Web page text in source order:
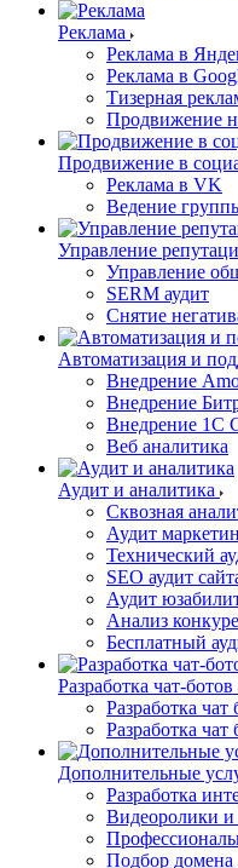
Реклама
Реклама в
Реклама в
Тизерная
Продвижение
Продвижение в
Реклама в VK
Ведение
Управление
Управление
SERM аудит
Снятие
Автоматизация и
Внедрение
Внедрение
Внедрение 1C
Веб аналитика
Аудит и аналитика
Сквозная
Аудит
Технический
SEO аудит
Аудит
Анализ
Бесплатный
Разработка чат-ботов
Разработка чат
Разработка
Дополнительные
Разработка
Видеоролики
Подбор домена